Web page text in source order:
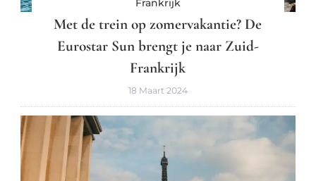
Frankrijk
Met de trein op zomervakantie? De
Eurostar Sun brengt je naar Zuid-
Frankrijk
18 Maart 2024